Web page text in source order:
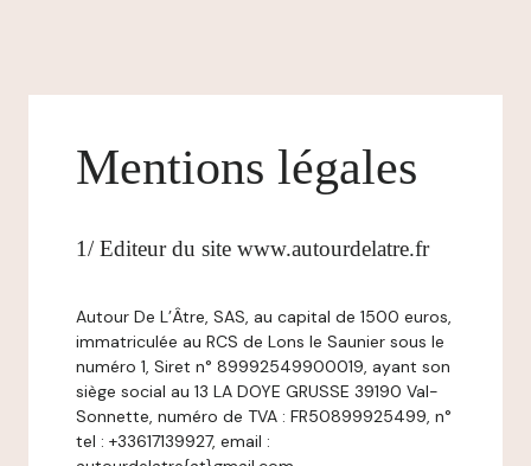
Mentions légales
1/ Editeur du site www.autourdelatre.fr
Autour De L’Âtre, SAS, au capital de 1500 euros,
immatriculée au RCS de Lons le Saunier sous le
numéro 1, Siret n° 89992549900019, ayant son
siège social au 13 LA DOYE GRUSSE 39190 Val-
Sonnette, numéro de TVA : FR50899925499, n°
tel : +33617139927, email :